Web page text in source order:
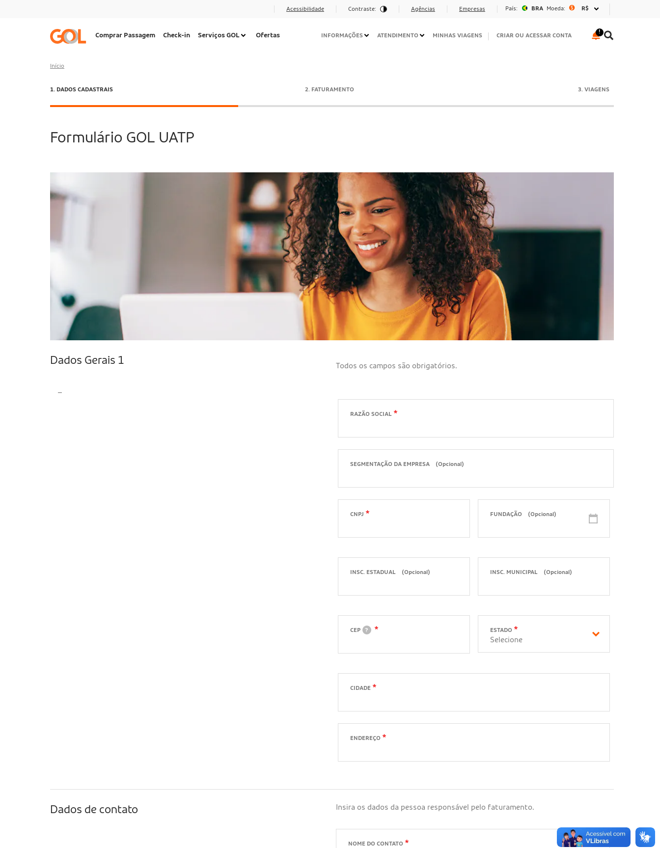
Acessibilidade Contraste: Agências Empresas País: BRA Moeda: R$
Navegação
Comprar Passagem Check-in Serviços GOL Ofertas
Navegação
INFORMAÇÕES ATENDIMENTO MINHAS VIAGENS CRIAR OU ACESSAR CONTA
Início
ATUAL:
1. DADOS CADASTRAIS 2. FATURAMENTO 3. VIAGENS
Formulário GOL UATP
Dados Gerais 1 Todos os campos são obrigatórios.
RAZÃO SOCIAL
SEGMENTAÇÃO DA EMPRESA (Opcional)
CNPJ FUNDAÇÃO (Opcional)
INSC. ESTADUAL (Opcional) INSC. MUNICIPAL (Opcional)
CEP ? ESTADO
Selecione
CIDADE
ENDEREÇO
Dados de contato Insira os dados da pessoa responsável pelo faturamento.
NOME DO CONTATO